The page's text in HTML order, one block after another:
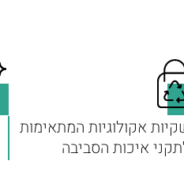
אקולוגיות המתאימות
איכות הסביבה